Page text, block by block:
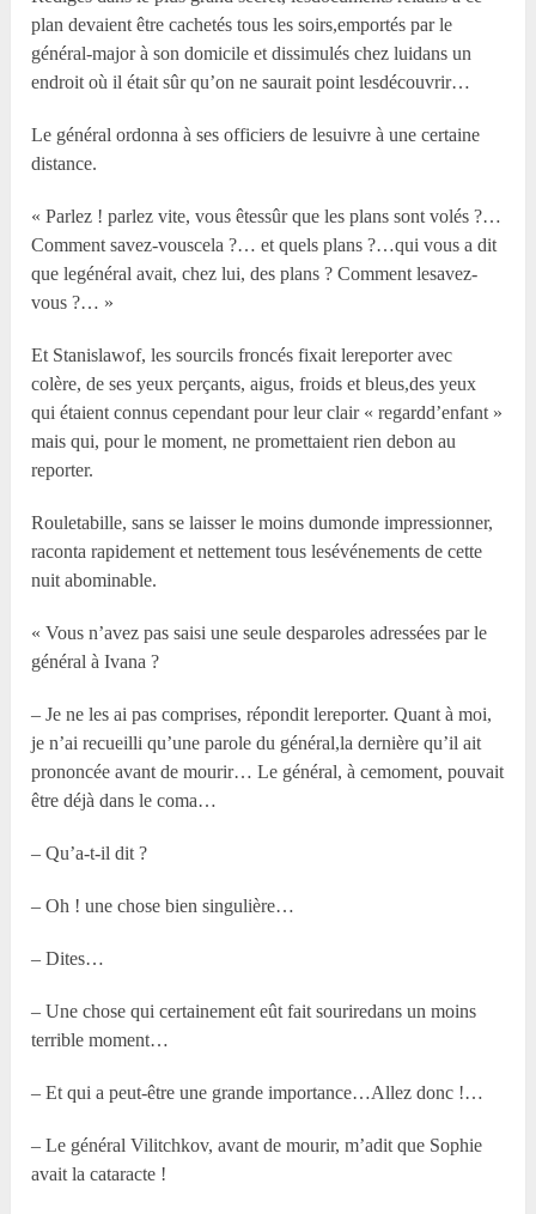
plan devaient être cachetés tous les soirs,emportés par le
général-major à son domicile et dissimulés chez luidans un
endroit où il était sûr qu’on ne saurait point lesdécouvrir…
Le général ordonna à ses officiers de lesuivre à une certaine
distance.
« Parlez ! parlez vite, vous êtessûr que les plans sont volés ?…
Comment savez-vouscela ?… et quels plans ?…qui vous a dit
que legénéral avait, chez lui, des plans ? Comment lesavez-
vous ?… »
Et Stanislawof, les sourcils froncés fixait lereporter avec
colère, de ses yeux perçants, aigus, froids et bleus,des yeux
qui étaient connus cependant pour leur clair « regardd’enfant »
mais qui, pour le moment, ne promettaient rien debon au
reporter.
Rouletabille, sans se laisser le moins dumonde impressionner,
raconta rapidement et nettement tous lesévénements de cette
nuit abominable.
« Vous n’avez pas saisi une seule desparoles adressées par le
général à Ivana ?
– Je ne les ai pas comprises, répondit lereporter. Quant à moi,
je n’ai recueilli qu’une parole du général,la dernière qu’il ait
prononcée avant de mourir… Le général, à cemoment, pouvait
être déjà dans le coma…
– Qu’a-t-il dit ?
– Oh ! une chose bien singulière…
– Dites…
– Une chose qui certainement eût fait souriredans un moins
terrible moment…
– Et qui a peut-être une grande importance…Allez donc !…
– Le général Vilitchkov, avant de mourir, m’adit que Sophie
avait la cataracte !